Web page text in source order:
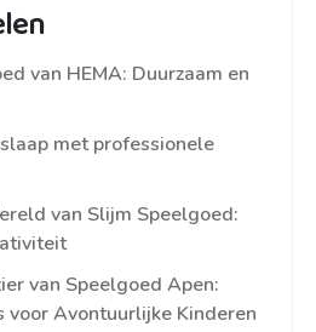
van HEMA: Duurzaam en
met professionele
van Slijm Speelgoed:
van Speelgoed Apen:
voor Avontuurlijke Kinderen